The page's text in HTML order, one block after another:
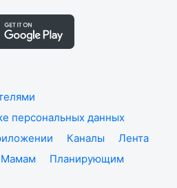
персональных данных
Каналы
Лента
Мамам
Планирующим